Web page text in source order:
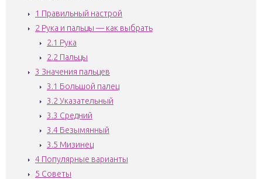
1 Правильный настрой
2 Рука и пальцы — как выбрать
2.1 Рука
2.2 Пальцы
3 Значения пальцев
3.1 Большой палец
3.2 Указательный
3.3 Средний
3.4 Безымянный
3.5 Мизинец
4 Популярные варианты
5 Советы